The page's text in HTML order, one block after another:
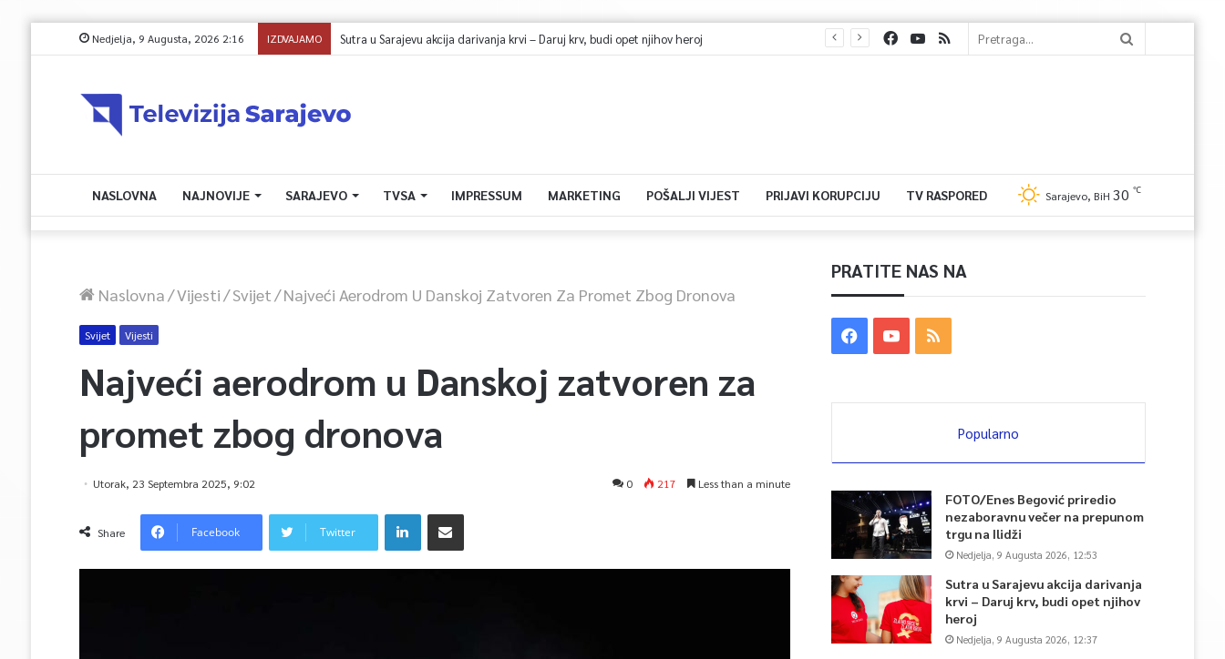
Nedjelja, 9 Augusta, 2026 2:16 IZDVAJAMO Sutra u Sarajevu akcija darivanja krvi – Daruj krv, budi opet njihov heroj
NASLOVNA NAJNOVIJE SARAJEVO TVSA IMPRESSUM MARKETING POŠALJI VIJEST PRIJAVI KORUPCIJU TV RASPORED Sarajevo, BiH 30 ℃
Naslovna/Vijesti/Svijet/Najveći Aerodrom U Danskoj Zatvoren Za Promet Zbog Dronova
Svijet Vijesti
Najveći aerodrom u Danskoj zatvoren za
promet zbog dronova
Utorak, 23 Septembra 2025, 9:02 0 217 Less than a minute
Share Facebook Twitter
PRATITE NAS NA
Popularno
FOTO/Enes Begović priredio
nezaboravnu večer na prepunom
trgu na Ilidži
Nedjelja, 9 Augusta 2026, 12:53
Sutra u Sarajevu akcija darivanja
krvi – Daruj krv, budi opet njihov
heroj
Nedjelja, 9 Augusta 2026, 12:37